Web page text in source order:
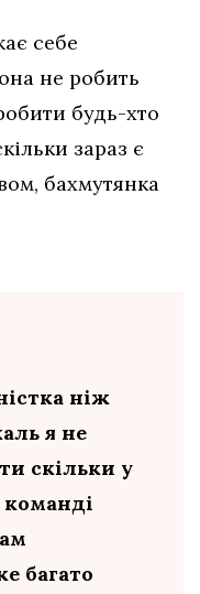
себе
не робить
будь-хто
зараз є
бахмутянка
ніж
я не
скільки у
багато